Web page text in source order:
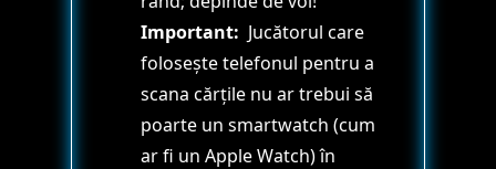
Important: Jucătorul care
folosește telefonul pentru a
scana cărțile nu ar trebui să
poarte un smartwatch (cum
ar fi un Apple Watch) în